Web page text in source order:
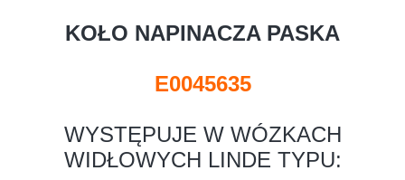
KOŁO NAPINACZA PASKA
E0045635
WYSTĘPUJE W WÓZKACH
WIDŁOWYCH LINDE TYPU: